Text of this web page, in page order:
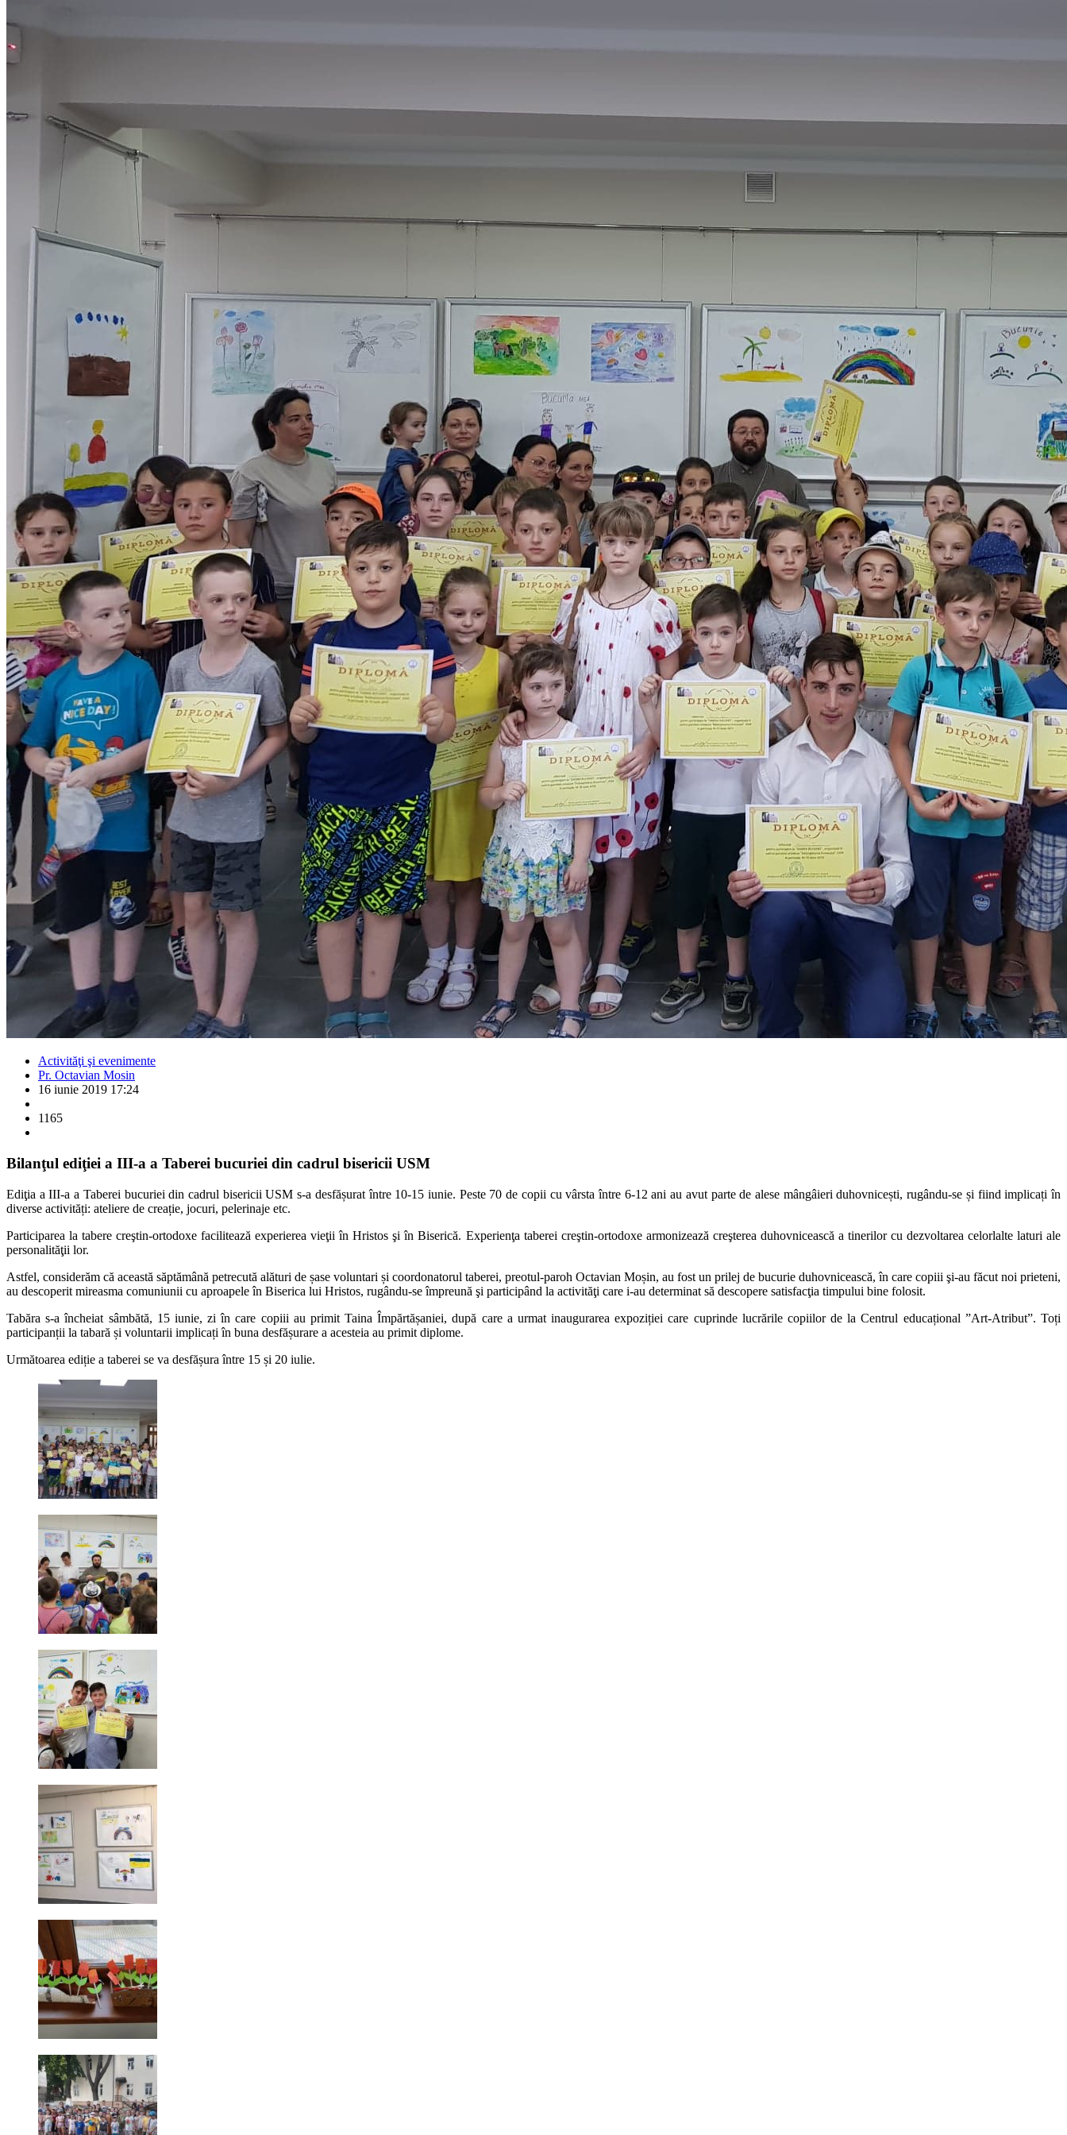
Activităţi şi evenimente
Pr. Octavian Mosin
16 iunie 2019 17:24
1165
Bilanţul ediţiei a III-a a Taberei bucuriei din cadrul bisericii USM
Ediţia a III-a a Taberei bucuriei din cadrul bisericii USM s-a desfășurat între 10-15 iunie. Peste 70 de copii cu vârsta între 6-12 ani au avut parte de alese mângâieri duhovnicești, rugându-se și fiind implicați în
diverse activități: ateliere de creație, jocuri, pelerinaje etc.
Participarea la tabere creştin-ortodoxe facilitează experierea vieţii în Hristos şi în Biserică. Experienţa taberei creştin-ortodoxe armonizează creşterea duhovnicească a tinerilor cu dezvoltarea celorlalte laturi ale
personalităţii lor.
Astfel, considerăm că această săptămână petrecută alături de șase voluntari și coordonatorul taberei, preotul-paroh Octavian Moșin, au fost un prilej de bucurie duhovnicească, în care copiii şi-au făcut noi prieteni,
au descoperit mireasma comuniunii cu aproapele în Biserica lui Hristos, rugându-se împreună şi participând la activităţi care i-au determinat să descopere satisfacţia timpului bine folosit.
Tabăra s-a încheiat sâmbătă, 15 iunie, zi în care copiii au primit Taina Împărtășaniei, după care a urmat inaugurarea expoziției care cuprinde lucrările copiilor de la Centrul educațional ”Art-Atribut”. Toți
participanții la tabară și voluntarii implicați în buna desfășurare a acesteia au primit diplome.
Următoarea ediție a taberei se va desfășura între 15 și 20 iulie.